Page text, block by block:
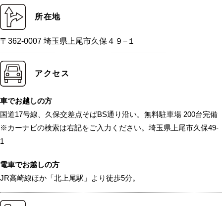
所在地
〒362-0007 埼玉県上尾市久保４９−１
アクセス
車でお越しの方
国道17号線、久保交差点そばBS通り沿い。無料駐車場 200台完備
※カーナビの検索は右記をご入力ください。埼玉県上尾市久保49-
1
電車でお越しの方
JR高崎線ほか「北上尾駅」より徒歩5分。